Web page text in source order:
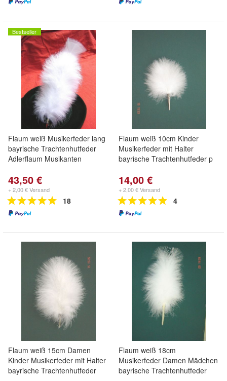
Bestseller
Flaum weiß Musikerfeder lang
bayrische Trachtenhutfeder
Adlerflaum Musikanten
43,50 €
+ 2,00 € Versand
18
Flaum weiß 10cm Kinder
Musikerfeder mit Halter
bayrische Trachtenhutfeder p
14,00 €
+ 2,00 € Versand
4
Flaum weiß 15cm Damen
Kinder Musikerfeder mit Halter
bayrische Trachtenhutfeder
Flaum weiß 18cm
Musikerfeder Damen Mädchen
bayrische Trachtenhutfeder